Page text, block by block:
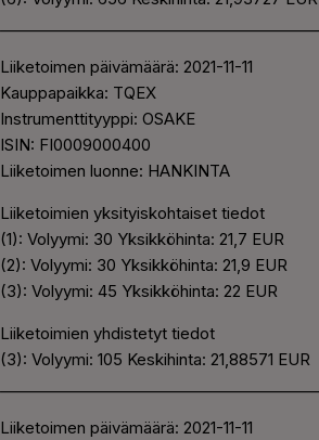
Liiketoimen päivämäärä: 2021-11-11
Kauppapaikka: TQEX
Instrumenttityyppi: OSAKE
ISIN: FI0009000400
Liiketoimen luonne: HANKINTA
Liiketoimien yksityiskohtaiset tiedot
(1): Volyymi: 30 Yksikköhinta: 21,7 EUR
(2): Volyymi: 30 Yksikköhinta: 21,9 EUR
(3): Volyymi: 45 Yksikköhinta: 22 EUR
Liiketoimien yhdistetyt tiedot
(3): Volyymi: 105 Keskihinta: 21,88571 EUR
Liiketoimen päivämäärä: 2021-11-11